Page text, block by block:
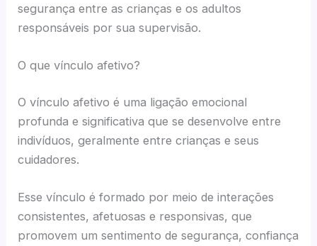
segurança entre as crianças e os adultos
responsáveis por sua supervisão.
O que vínculo afetivo?
O vínculo afetivo é uma ligação emocional
profunda e significativa que se desenvolve entre
indivíduos, geralmente entre crianças e seus
cuidadores.
Esse vínculo é formado por meio de interações
consistentes, afetuosas e responsivas, que
promovem um sentimento de segurança, confiança